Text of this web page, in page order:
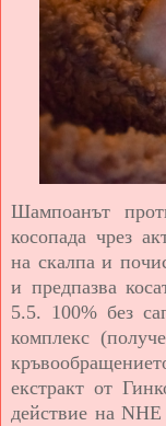
Шампоанът
косопада чрез
на скалпа и
и предпазва
5.5. 100% без
комплекс
екстракт от
действие на